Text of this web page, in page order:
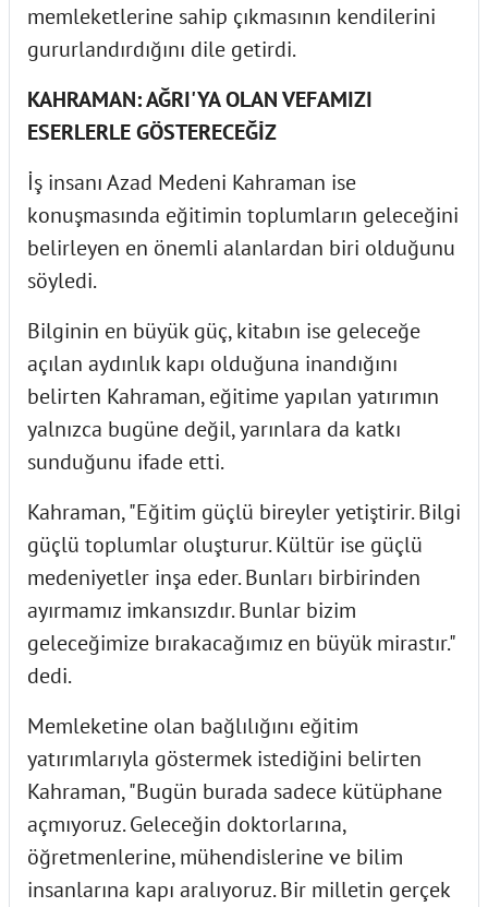
memleketlerine sahip çıkmasının kendilerini
gururlandırdığını dile getirdi.
KAHRAMAN: AĞRI'YA OLAN VEFAMIZI
ESERLERLE GÖSTERECEĞİZ
İş insanı Azad Medeni Kahraman ise
konuşmasında eğitimin toplumların geleceğini
belirleyen en önemli alanlardan biri olduğunu
söyledi.
Bilginin en büyük güç, kitabın ise geleceğe
açılan aydınlık kapı olduğuna inandığını
belirten Kahraman, eğitime yapılan yatırımın
yalnızca bugüne değil, yarınlara da katkı
sunduğunu ifade etti.
Kahraman, "Eğitim güçlü bireyler yetiştirir. Bilgi
güçlü toplumlar oluşturur. Kültür ise güçlü
medeniyetler inşa eder. Bunları birbirinden
ayırmamız imkansızdır. Bunlar bizim
geleceğimize bırakacağımız en büyük mirastır."
dedi.
Memleketine olan bağlılığını eğitim
yatırımlarıyla göstermek istediğini belirten
Kahraman, "Bugün burada sadece kütüphane
açmıyoruz. Geleceğin doktorlarına,
öğretmenlerine, mühendislerine ve bilim
insanlarına kapı aralıyoruz. Bir milletin gerçek